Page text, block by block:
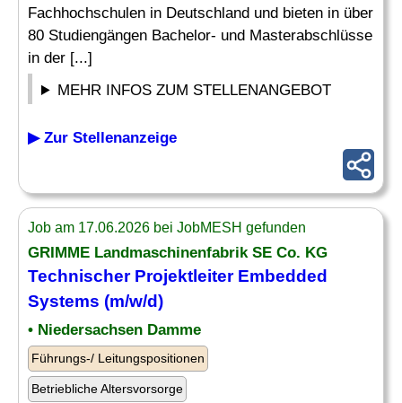
Fachhochschulen in Deutschland und bieten in über
80 Studiengängen Bachelor- und Masterabschlüsse
in der [...]
MEHR INFOS ZUM STELLENANGEBOT
▶ Zur Stellenanzeige
Job am 17.06.2026 bei JobMESH gefunden
GRIMME Landmaschinenfabrik SE Co. KG
Technischer Projektleiter Embedded
Systems (m/w/d)
• Niedersachsen Damme
Führungs-/ Leitungspositionen
Betriebliche Altersvorsorge